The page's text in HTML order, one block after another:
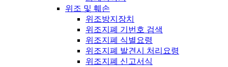
위조 및 훼손
위조방지장치
위조지폐 기번호 검색
위조지폐 식별요령
위조지폐 발견시 처리요령
위조지폐 신고서식